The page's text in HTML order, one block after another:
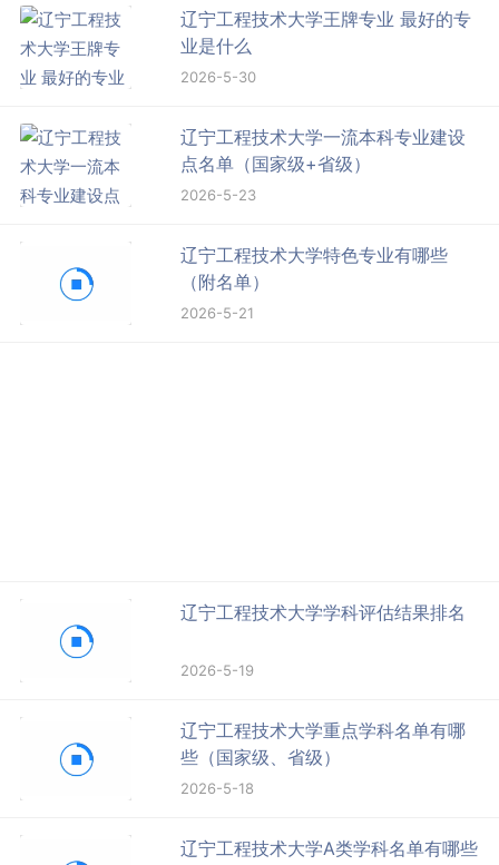
辽宁工程技术大学王牌专业 最好的专
业是什么
2026-5-30
辽宁工程技术大学一流本科专业建设
点名单（国家级+省级）
2026-5-23
辽宁工程技术大学特色专业有哪些
（附名单）
2026-5-21
辽宁工程技术大学学科评估结果排名
2026-5-19
辽宁工程技术大学重点学科名单有哪
些（国家级、省级）
2026-5-18
辽宁工程技术大学A类学科名单有哪些